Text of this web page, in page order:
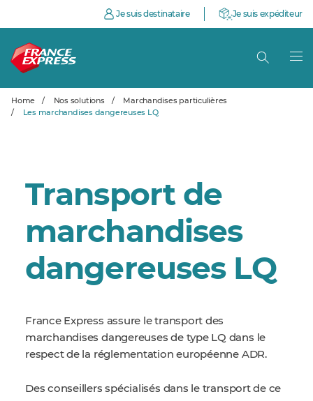
Je suis destinataire Je suis expéditeur
Home / Nos solutions /
Marchandises particulières
/
Les marchandises dangereuses LQ
Transport de
marchandises
dangereuses LQ
France Express assure le transport des
marchandises dangereuses de type LQ dans le
respect de la réglementation européenne ADR.
Des conseillers spécialisés dans le transport de ce